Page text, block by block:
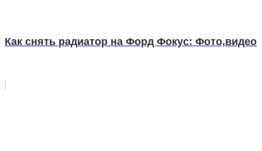
Как снять радиатор на Форд Фокус: Фото,видео